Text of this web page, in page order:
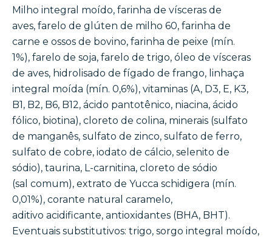
Milho integral moído, farinha de vísceras de
aves, farelo de glúten de milho 60, farinha de
carne e ossos de bovino, farinha de peixe (mín.
1%), farelo de soja, farelo de trigo, óleo de vísceras
de aves, hidrolisado de fígado de frango, linhaça
integral moída (mín. 0,6%), vitaminas (A, D3, E, K3,
B1, B2, B6, B12, ácido pantotênico, niacina, ácido
fólico, biotina), cloreto de colina, minerais (sulfato
de manganês, sulfato de zinco, sulfato de ferro,
sulfato de cobre, iodato de cálcio, selenito de
sódio), taurina, L-carnitina, cloreto de sódio
(sal comum), extrato de Yucca schidigera (mín.
0,01%), corante natural caramelo,
aditivo acidificante, antioxidantes (BHA, BHT).
Eventuais substitutivos: trigo, sorgo integral moído,